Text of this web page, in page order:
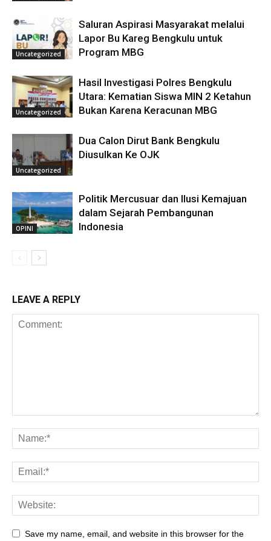
Uncategorized
Saluran Aspirasi Masyarakat melalui
Lapor Bu Kareg Bengkulu untuk
Program MBG
Uncategorized
Hasil Investigasi Polres Bengkulu
Utara: Kematian Siswa MIN 2 Ketahun
Bukan Karena Keracunan MBG
Uncategorized
Dua Calon Dirut Bank Bengkulu
Diusulkan Ke OJK
OPINI
Politik Mercusuar dan Ilusi Kemajuan
dalam Sejarah Pembangunan
Indonesia
LEAVE A REPLY
Save my name, email, and website in this browser for the